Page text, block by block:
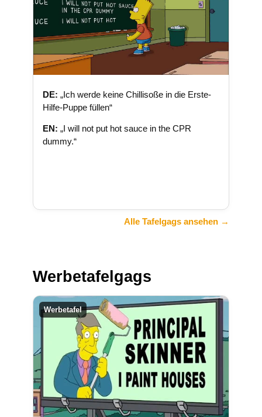
DE: „Ich werde keine Chillisoße in die Erste-
Hilfe-Puppe füllen“
EN: „I will not put hot sauce in the CPR
dummy.“
Alle Tafelgags ansehen →
Werbetafelgags
Werbetafel